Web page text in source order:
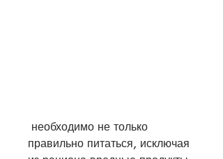
правильно питаться, исключая